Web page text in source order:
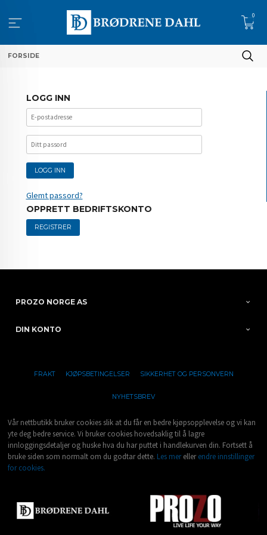
innholdet
0
FORSIDE
LOGG INN
Glemt passord?
OPPRETT BEDRIFTSKONTO
PROZO NORGE AS
DIN KONTO
FRAKT KJØPSBETINGELSER SIKKERHET OG PERSONVERN
NYHETSBREV
Vår nettbutikk bruker cookies slik at du får en bedre kjøpsopplevelse og vi kan
yte deg bedre service. Vi bruker cookies hovedsaklig til å lagre
innloggingsdetaljer og huske hva du har puttet i handlekurven din. Fortsett å
bruke siden som normalt om du godtar dette. Les merellerendre innstillinger
for cookies.